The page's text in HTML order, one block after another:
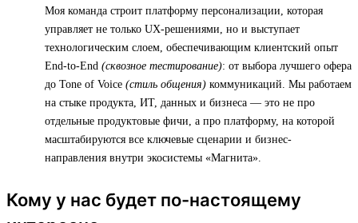
Моя команда строит платформу персонализации, которая
управляет не только UX-решениями, но и выступает
технологическим слоем, обеспечивающим клиентский опыт
End-to-End (сквозное тестирование): от выбора лучшего офера
до Tone of Voice (стиль общения) коммуникаций. Мы работаем
на стыке продукта, ИТ, данных и бизнеса — это не про
отдельные продуктовые фичи, а про платформу, на которой
масштабируются все ключевые сценарии и бизнес-
направления внутри экосистемы «Магнита».
Кому у нас будет по-настоящему